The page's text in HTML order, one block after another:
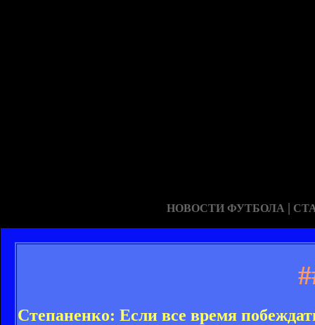
НОВОСТИ ФУТБОЛА |
Степаненко: Если все время